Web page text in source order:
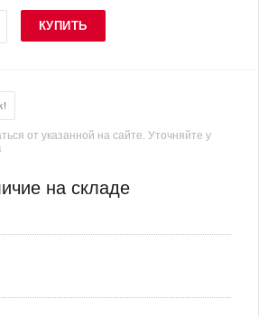
КУПИТЬ
от указанной на сайте. Уточняйте у
на складе